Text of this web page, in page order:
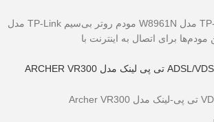
مودم روتر بی‌سیم TP-Link مدل W8961N مودم روتر بی‌سیم TP-Link مدل